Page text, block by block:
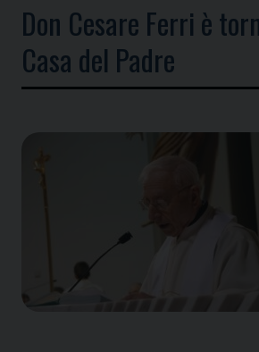
Don Cesare Ferri è
Casa del Padre